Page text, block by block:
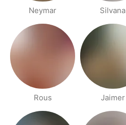
Neymar Silvana
Rous Jaimer